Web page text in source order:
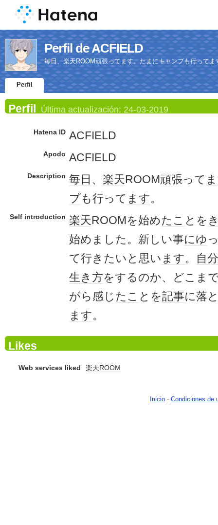
Perfil de ACFIELD
毎日、楽天ROOM頑張ってます。たまにキャンプも行ってま
Perfil
Perfil Última actualización: 24-03-2019
Hatena ID ACFIELD
Apodo ACFIELD
Description 毎日 、 楽天ROOM頑張って
プも行って ます。
Self introduction 楽天ROOMを始めたこ とを
始めました。新しい事にゆ
て行きたいと思い ます。
自分
生き方をするのか、どこま
がら感じたこ とを記事に落
ます。
Likes
Web services liked 楽天ROOM
Inicio - Condiciones de